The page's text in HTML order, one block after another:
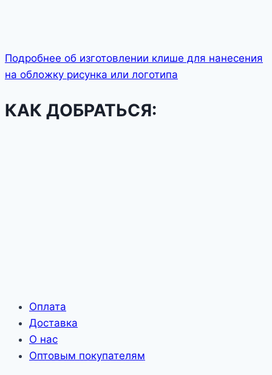
Подробнее об изготовлении клише для нанесения
на обложку рисунка или логотипа
КАК ДОБРАТЬСЯ:
Оплата
Доставка
О нас
Оптовым покупателям